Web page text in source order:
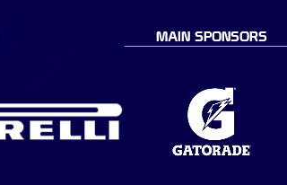
MAIN SPONSORS